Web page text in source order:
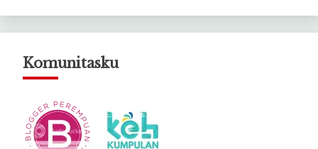
Komunitasku